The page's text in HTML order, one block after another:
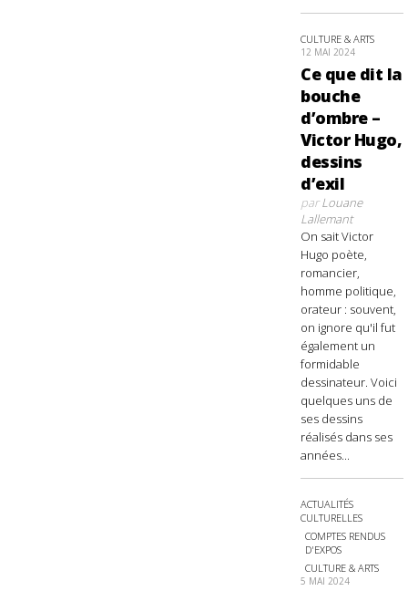
CULTURE & ARTS
12 MAI 2024
Ce que dit la
bouche
d’ombre –
Victor Hugo,
dessins
d’exil
parLouane
Lallemant
On sait Victor
Hugo poète,
romancier,
homme politique,
orateur : souvent,
on ignore qu'il fut
également un
formidable
dessinateur. Voici
quelques uns de
ses dessins
réalisés dans ses
années...
ACTUALITÉS
CULTURELLES
COMPTES RENDUS
D'EXPOS
CULTURE & ARTS
5 MAI 2024